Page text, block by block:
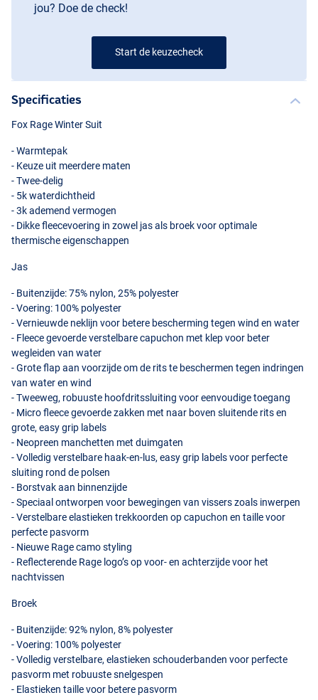
jou? Doe de check!
Start de keuzecheck
Specificaties
Fox Rage Winter Suit
- Warmtepak
- Keuze uit meerdere maten
- Twee-delig
- 5k waterdichtheid
- 3k ademend vermogen
- Dikke fleecevoering in zowel jas als broek voor optimale
thermische eigenschappen
Jas
- Buitenzijde: 75% nylon, 25% polyester
- Voering: 100% polyester
- Vernieuwde neklijn voor betere bescherming tegen wind en water
- Fleece gevoerde verstelbare capuchon met klep voor beter
wegleiden van water
- Grote flap aan voorzijde om de rits te beschermen tegen indringen
van water en wind
- Tweeweg, robuuste hoofdritssluiting voor eenvoudige toegang
- Micro fleece gevoerde zakken met naar boven sluitende rits en
grote, easy grip labels
- Neopreen manchetten met duimgaten
- Volledig verstelbare haak-en-lus, easy grip labels voor perfecte
sluiting rond de polsen
- Borstvak aan binnenzijde
- Speciaal ontworpen voor bewegingen van vissers zoals inwerpen
- Verstelbare elastieken trekkoorden op capuchon en taille voor
perfecte pasvorm
- Nieuwe Rage camo styling
- Reflecterende Rage logo’s op voor- en achterzijde voor het
nachtvissen
Broek
- Buitenzijde: 92% nylon, 8% polyester
- Voering: 100% polyester
- Volledig verstelbare, elastieken schouderbanden voor perfecte
pasvorm met robuuste snelgespen
- Elastieken taille voor betere pasvorm